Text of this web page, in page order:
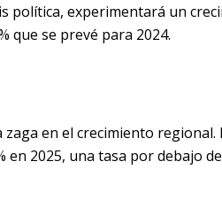
política, experimentará un
que se prevé para 2024.
zaga en el crecimiento
en 2025, una tasa por debajo